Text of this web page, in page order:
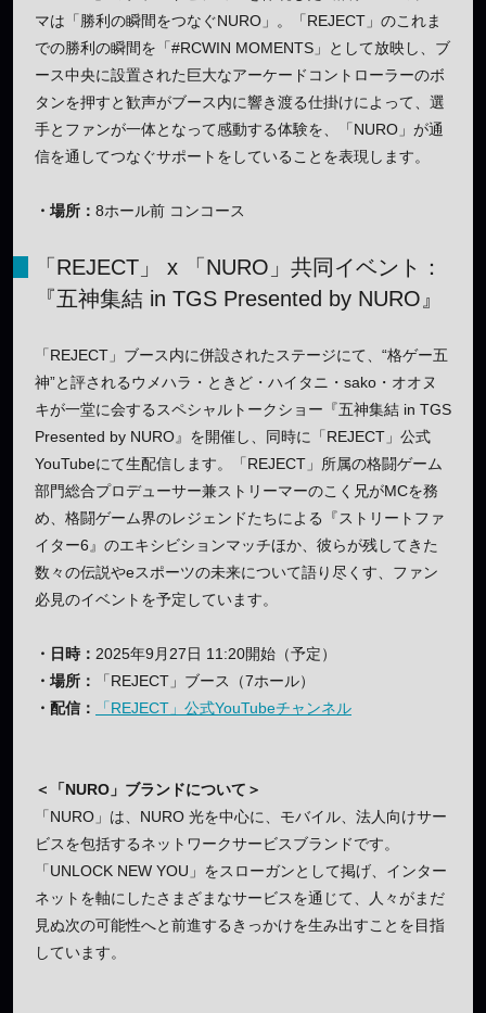
マは「勝利の瞬間をつなぐNURO」。「REJECT」のこれま
での勝利の瞬間を「#RCWIN MOMENTS」として放映し、ブ
ース中央に設置された巨大なアーケードコントローラーのボ
タンを押すと歓声がブース内に響き渡る仕掛けによって、選
手とファンが一体となって感動する体験を、「NURO」が通
信を通してつなぐサポートをしていることを表現します。
・場所： 8ホール前 コンコース
「REJECT」 x 「NURO」共同イベント：
『五神集結 in TGS Presented by NURO』
「REJECT」ブース内に併設されたステージにて、“格ゲー五
神”と評されるウメハラ・ときど・ハイタニ・sako・オオヌ
キが一堂に会するスペシャルトークショー『五神集結 in TGS
Presented by NURO』を開催し、同時に「REJECT」公式
YouTubeにて生配信します。「REJECT」所属の格闘ゲーム
部門総合プロデューサー兼ストリーマーのこく兄がMCを務
め、格闘ゲーム界のレジェンドたちによる『ストリートファ
イター6』のエキシビションマッチほか、彼らが残してきた
数々の伝説やeスポーツの未来について語り尽くす、ファン
必見のイベントを予定しています。
・日時： 2025年9月27日 11:20開始（予定）
・場所：
「REJECT」ブース（7ホール）
・配信：
「REJECT」公式YouTubeチャンネル
＜「NURO」ブランドについて＞
「NURO」は、NURO 光を中心に、モバイル、法人向けサー
ビスを包括するネットワークサービスブランドです。
「UNLOCK NEW YOU」をスローガンとして掲げ、インター
ネットを軸にしたさまざまなサービスを通じて、人々がまだ
見ぬ次の可能性へと前進するきっかけを生み出すことを目指
しています。